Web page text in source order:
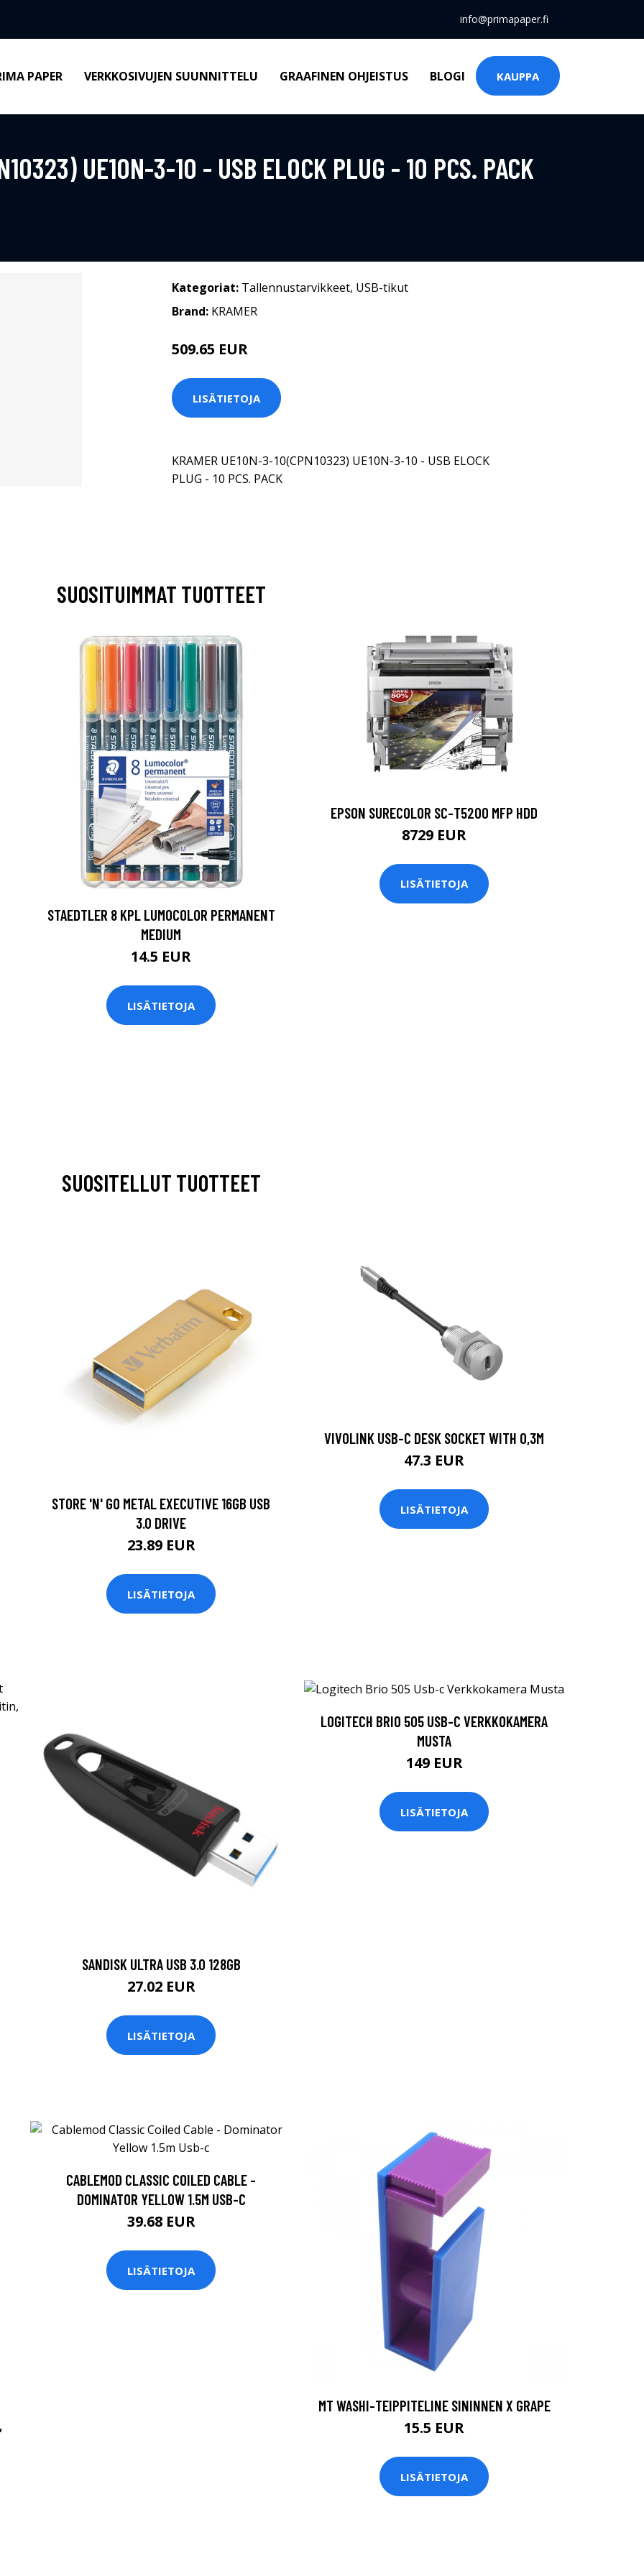
info@primapaper.fi
PAPER VERKKOSIVUJEN SUUNNITTELU GRAAFINEN OHJEISTUS BLOGI KAUPPA
UE10N-3-10 - USB ELOCK PLUG - 10 PCS. PACK
Kategoriat: Tallennustarvikkeet, USB-tikut
Brand: KRAMER
509.65 EUR
LISÄTIETOJA
KRAMER UE10N-3-10(CPN10323) UE10N-3-10 - USB ELOCK
PLUG - 10 PCS. PACK
SUOSITUIMMAT TUOTTEET
STAEDTLER 8 KPL LUMOCOLOR PERMANENT
MEDIUM
14.5 EUR
LISÄTIETOJA
EPSON SURECOLOR SC-T5200 MFP HDD
8729 EUR
LISÄTIETOJA
SUOSITELLUT TUOTTEET
STORE 'N' GO METAL EXECUTIVE 16GB USB
3.0 DRIVE
23.89 EUR
LISÄTIETOJA
VIVOLINK USB-C DESK SOCKET WITH 0,3M
47.3 EUR
LISÄTIETOJA
SANDISK ULTRA USB 3.0 128GB
27.02 EUR
LISÄTIETOJA
LOGITECH BRIO 505 USB-C VERKKOKAMERA
MUSTA
149 EUR
LISÄTIETOJA
CABLEMOD CLASSIC COILED CABLE -
DOMINATOR YELLOW 1.5M USB-C
39.68 EUR
LISÄTIETOJA
MT WASHI-TEIPPITELINE SININNEN X GRAPE
15.5 EUR
LISÄTIETOJA